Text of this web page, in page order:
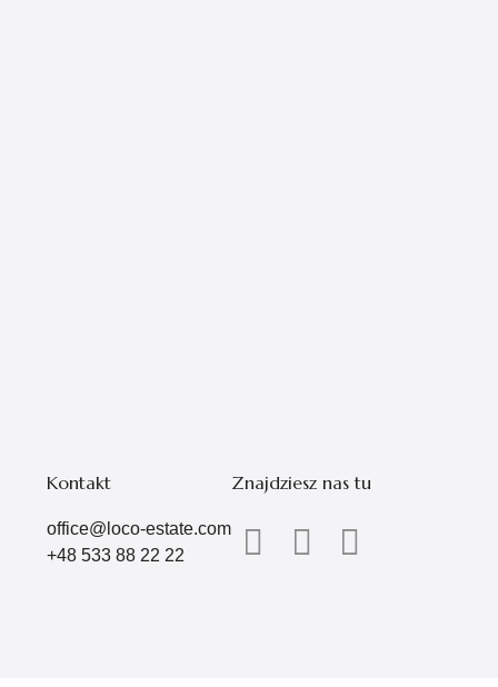
Kontakt
office@loco-estate.com
+48 533 88 22 22
Znajdziesz nas tu